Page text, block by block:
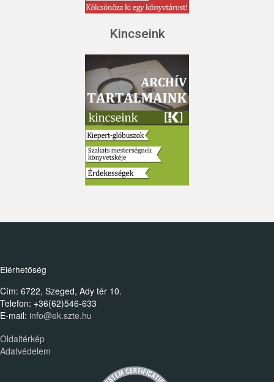
Kincseink
Elérhetőség
Cím: 6722, Szeged, Ady tér 10.
Telefon: +36(62)546-633
E-mail: info@ek.szte.hu
Oldaltérkép
Adatvédelem